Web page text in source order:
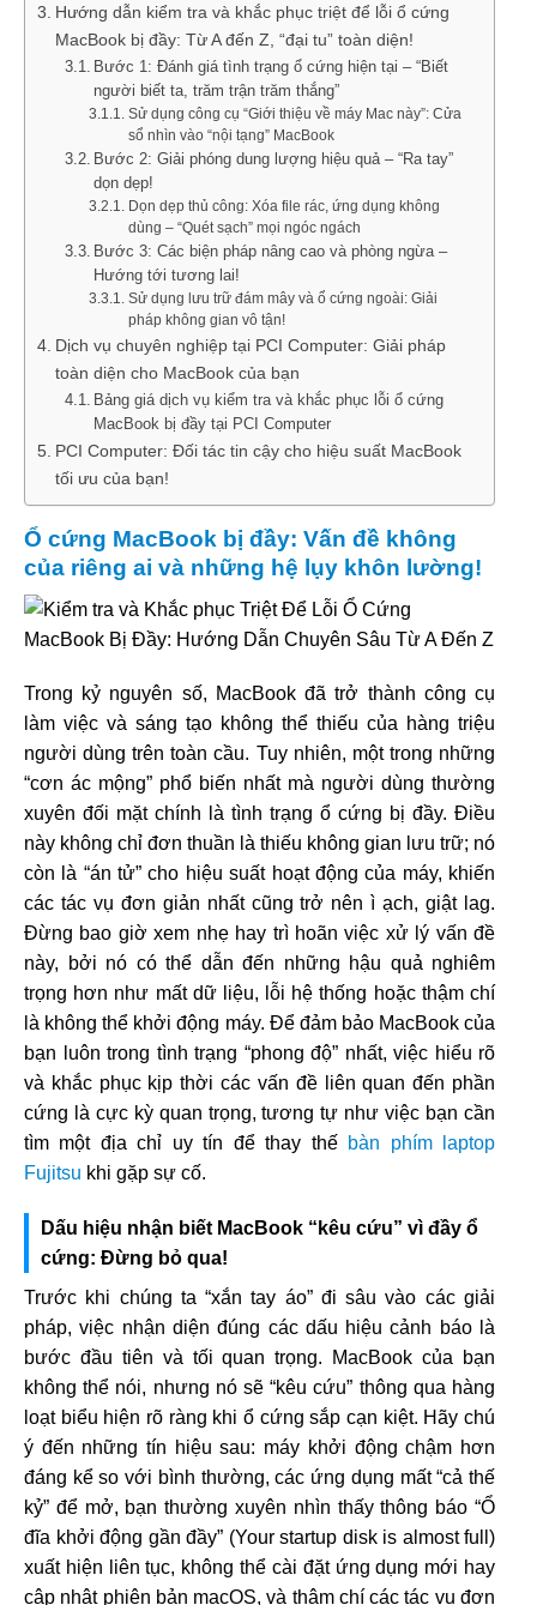
Hướng dẫn kiểm tra và khắc phục triệt để lỗi ổ cứng
MacBook bị đầy: Từ A đến Z, “đại tu” toàn diện!
Bước 1: Đánh giá tình trạng ổ cứng hiện tại – “Biết
người biết ta, trăm trận trăm thắng”
Sử dụng công cụ “Giới thiệu về máy Mac này”: Cửa
sổ nhìn vào “nội tạng” MacBook
Bước 2: Giải phóng dung lượng hiệu quả – “Ra tay”
dọn dẹp!
Dọn dẹp thủ công: Xóa file rác, ứng dụng không
dùng – “Quét sạch” mọi ngóc ngách
Bước 3: Các biện pháp nâng cao và phòng ngừa –
Hướng tới tương lai!
Sử dụng lưu trữ đám mây và ổ cứng ngoài: Giải
pháp không gian vô tận!
Dịch vụ chuyên nghiệp tại PCI Computer: Giải pháp
toàn diện cho MacBook của bạn
Bảng giá dịch vụ kiểm tra và khắc phục lỗi ổ cứng
MacBook bị đầy tại PCI Computer
PCI Computer: Đối tác tin cậy cho hiệu suất MacBook
tối ưu của bạn!
Ổ cứng MacBook bị đầy: Vấn đề không
của riêng ai và những hệ lụy khôn lường!
Trong kỷ nguyên số, MacBook đã trở thành công cụ
làm việc và sáng tạo không thể thiếu của hàng triệu
người dùng trên toàn cầu. Tuy nhiên, một trong những
“cơn ác mộng” phổ biến nhất mà người dùng thường
xuyên đối mặt chính là tình trạng ổ cứng bị đầy. Điều
này không chỉ đơn thuần là thiếu không gian lưu trữ; nó
còn là “án tử” cho hiệu suất hoạt động của máy, khiến
các tác vụ đơn giản nhất cũng trở nên ì ạch, giật lag.
Đừng bao giờ xem nhẹ hay trì hoãn việc xử lý vấn đề
này, bởi nó có thể dẫn đến những hậu quả nghiêm
trọng hơn như mất dữ liệu, lỗi hệ thống hoặc thậm chí
là không thể khởi động máy. Để đảm bảo MacBook của
bạn luôn trong tình trạng “phong độ” nhất, việc hiểu rõ
và khắc phục kịp thời các vấn đề liên quan đến phần
cứng là cực kỳ quan trọng, tương tự như việc bạn cần
tìm một địa chỉ uy tín để thay thế bàn phím laptop
Fujitsu khi gặp sự cố.
Dấu hiệu nhận biết MacBook “kêu cứu” vì đầy ổ
cứng: Đừng bỏ qua!
Trước khi chúng ta “xắn tay áo” đi sâu vào các giải
pháp, việc nhận diện đúng các dấu hiệu cảnh báo là
bước đầu tiên và tối quan trọng. MacBook của bạn
không thể nói, nhưng nó sẽ “kêu cứu” thông qua hàng
loạt biểu hiện rõ ràng khi ổ cứng sắp cạn kiệt. Hãy chú
ý đến những tín hiệu sau: máy khởi động chậm hơn
đáng kể so với bình thường, các ứng dụng mất “cả thế
kỷ” để mở, bạn thường xuyên nhìn thấy thông báo “Ổ
đĩa khởi động gần đầy” (Your startup disk is almost full)
xuất hiện liên tục, không thể cài đặt ứng dụng mới hay
cập nhật phiên bản macOS, và thậm chí các tác vụ đơn